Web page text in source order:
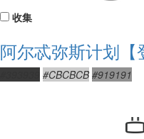
收集
阿尔忒弥斯计划
#CBCBCB #919191